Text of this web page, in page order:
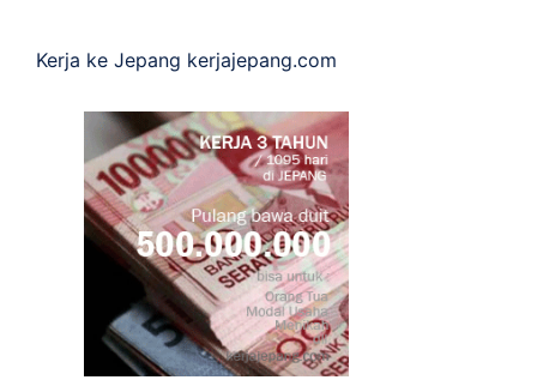
Kerja ke Jepang kerjajepang.com